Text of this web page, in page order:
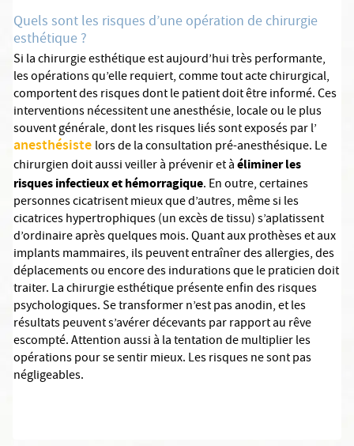
Quels sont les risques d’une opération de chirurgie
esthétique ?
Si la chirurgie esthétique est aujourd’hui très performante,
les opérations qu’elle requiert, comme tout acte chirurgical,
comportent des risques dont le patient doit être informé. Ces
interventions nécessitent une anesthésie, locale ou le plus
souvent générale, dont les risques liés sont exposés par l’
anesthésiste lors de la consultation pré-anesthésique. Le
chirurgien doit aussi veiller à prévenir et àéliminer les
risques infectieux et hémorragique. En outre, certaines
personnes cicatrisent mieux que d’autres, même si les
cicatrices hypertrophiques (un excès de tissu) s’aplatissent
d’ordinaire après quelques mois. Quant aux prothèses et aux
implants mammaires, ils peuvent entraîner des allergies, des
déplacements ou encore des indurations que le praticien doit
traiter. La chirurgie esthétique présente enfin des risques
psychologiques. Se transformer n’est pas anodin, et les
résultats peuvent s’avérer décevants par rapport au rêve
escompté. Attention aussi à la tentation de multiplier les
opérations pour se sentir mieux. Les risques ne sont pas
négligeables.